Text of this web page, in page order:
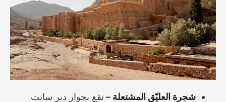
شجرة العليّق المشتعلة –تقع بجوار دير سانت